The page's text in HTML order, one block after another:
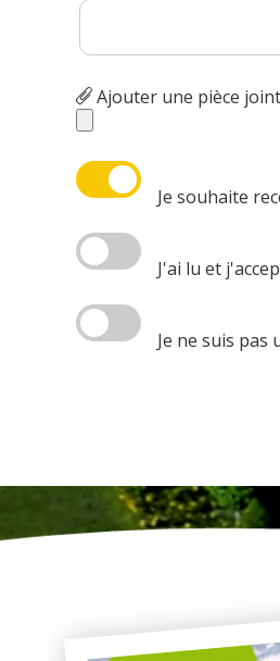
Ajouter une pièce
Je souhaite
J'ai lu et
Je ne suis pas